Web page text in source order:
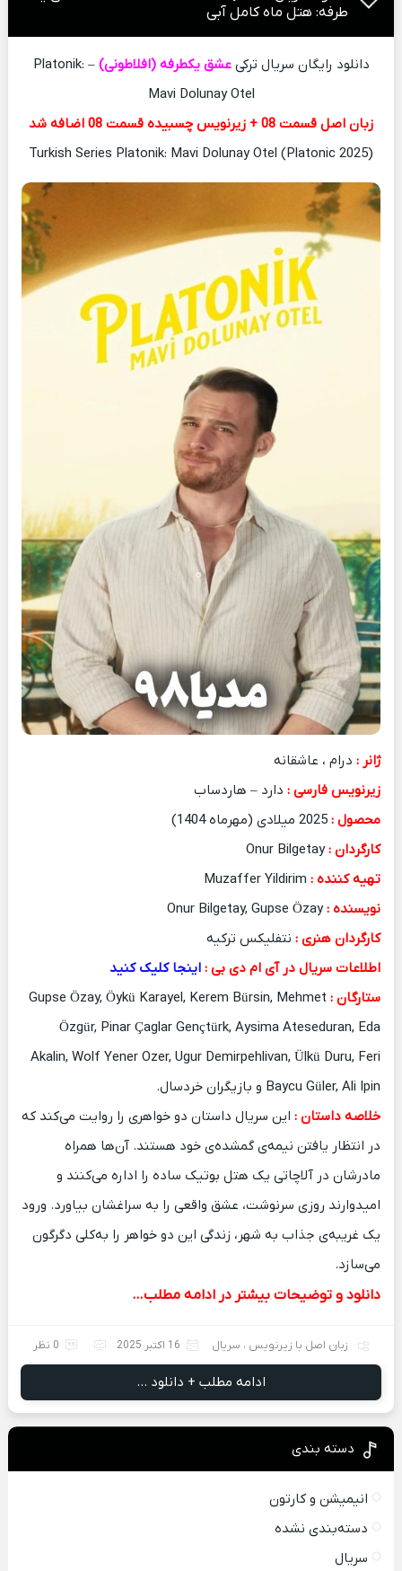
طرفه: هتل ماه کامل آبی
دانلود رایگان سریال ترکیعشق یکطرفه (افلاطونی)
– Platonik:
Mavi Dolunay Otel
زبان اصل قسمت 08 + زیرنویس چسبیده قسمت 08 اضافه شد
Turkish Series Platonik: Mavi Dolunay Otel (Platonic 2025)
ژانر :درام ، عاشقانه
زیرنویس فارسی :دارد – هاردساب
محصول :2025 میلادی (مهرماه 1404)
کارگردان :Onur Bilgetay
تهیه کننده :Muzaffer Yildirim
نویسنده :Onur Bilgetay, Gupse Özay
کارگردان هنری :نتفلیکس ترکیه
اطلاعات سریال در آی ام دی بی : اینجا کلیک کنید
ستارگان : Gupse Özay, Öykü Karayel, Kerem Bürsin, Mehmet
Özgür, Pinar Çaglar Gençtürk, Aysima Ateseduran, Eda
Akalin, Wolf Yener Ozer, Ugur Demirpehlivan, Ülkü Duru, Feri
Baycu Güler, Ali Ipin و بازیگران خردسال.
خلاصه داستان :این سریال داستان دو خواهری را روایت می‌کند که
در انتظار یافتن نیمه‌ی گمشده‌ی خود هستند. آن‌ها همراه
مادرشان در آلاچاتی یک هتل بوتیک ساده را اداره می‌کنند و
امیدوارند روزی سرنوشت، عشق واقعی را به سراغشان بیاورد. ورود
یک غریبه‌ی جذاب به شهر، زندگی این دو خواهر را به‌کلی دگرگون
می‌سازد.
دانلود و توضیحات بیشتر در ادامه مطلب…
زبان اصل با زیرنویس ، سریال 16 اکتبر 2025 0 نظر
ادامه مطلب + دانلود ...
دسته بندی
انیمیشن و کارتون
دسته‌بندی نشده
سریال